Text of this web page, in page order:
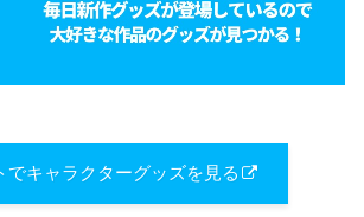
でキャラクターグッズを見る